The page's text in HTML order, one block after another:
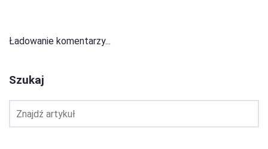
Ładowanie komentarzy...
Szukaj